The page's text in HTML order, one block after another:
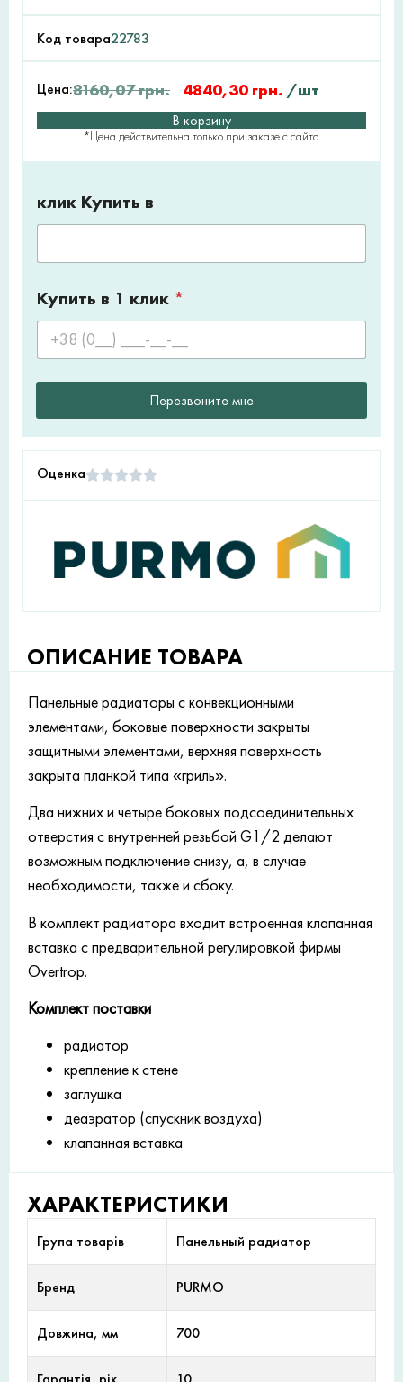
Код товара22783
Цена:8160,07грн. 4840,30 грн. /шт
В корзину
*Цена действительна только при заказе с сайта
клик Купить в
Купить в 1 клик *
Перезвоните мне
Оценка
ОПИСАНИЕ ТОВАРА
Панельные радиаторы с конвекционными
элементами, боковые поверхности закрыты
защитными элементами, верхняя поверхность
закрыта планкой типа «гриль».
Два нижних и четыре боковых подсоединительных
отверстия с внутренней резьбой G1/2 делают
возможным подключение снизу, а, в случае
необходимости, также и сбоку.
В комплект радиатора входит встроенная клапанная
вставка с предварительной регулировкой фирмы
Overtrop.
Комплект поставки
радиатор
крепление к стене
заглушка
деаэратор (спускник воздуха)
клапанная вставка
ХАРАКТЕРИСТИКИ
Група товарів Панельный радиатор
Бренд PURMO
Довжина, мм 700